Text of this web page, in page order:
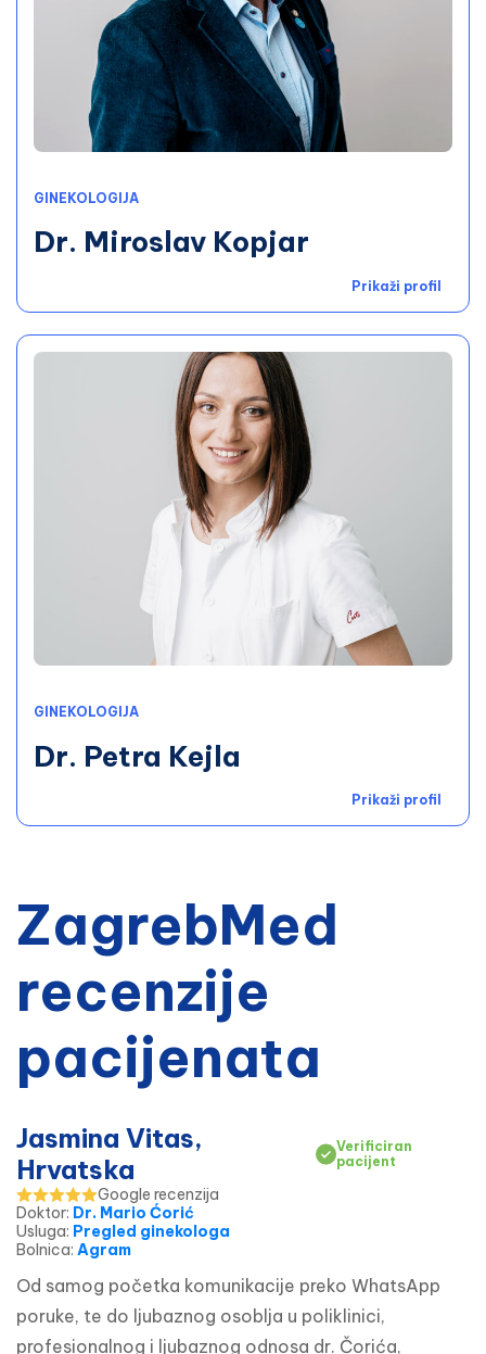
GINEKOLOGIJA
Dr. Miroslav Kopjar
Prikaži profil
GINEKOLOGIJA
Dr. Petra Kejla
Prikaži profil
ZagrebMed
recenzije
pacijenata
Jasmina Vitas,
Hrvatska
Verificiran
pacijent
Google recenzija
Doktor: Dr. Mario Ćorić
Usluga: Pregled ginekologa
Bolnica: Agram
Od samog početka komunikacije preko WhatsApp
poruke, te do ljubaznog osoblja u poliklinici,
profesionalnog i ljubaznog odnosa dr. Čorića,